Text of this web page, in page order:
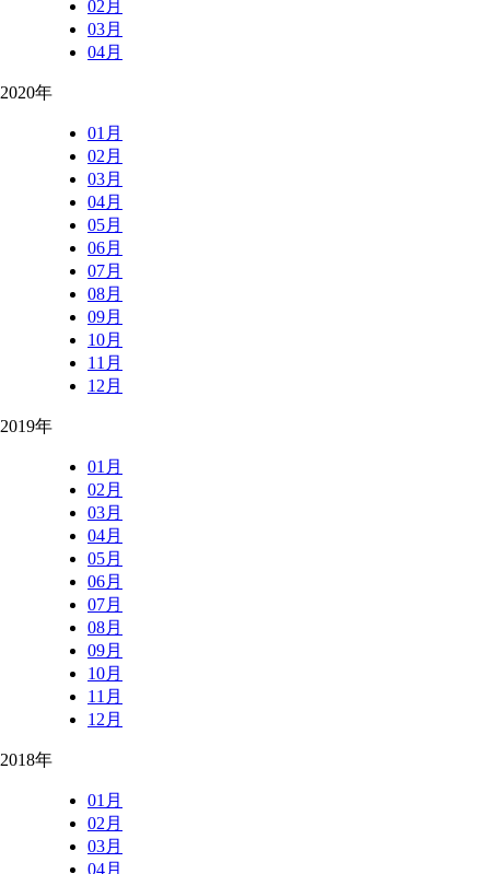
02月
03月
04月
2020年
01月
02月
03月
04月
05月
06月
07月
08月
09月
10月
11月
12月
2019年
01月
02月
03月
04月
05月
06月
07月
08月
09月
10月
11月
12月
2018年
01月
02月
03月
04月